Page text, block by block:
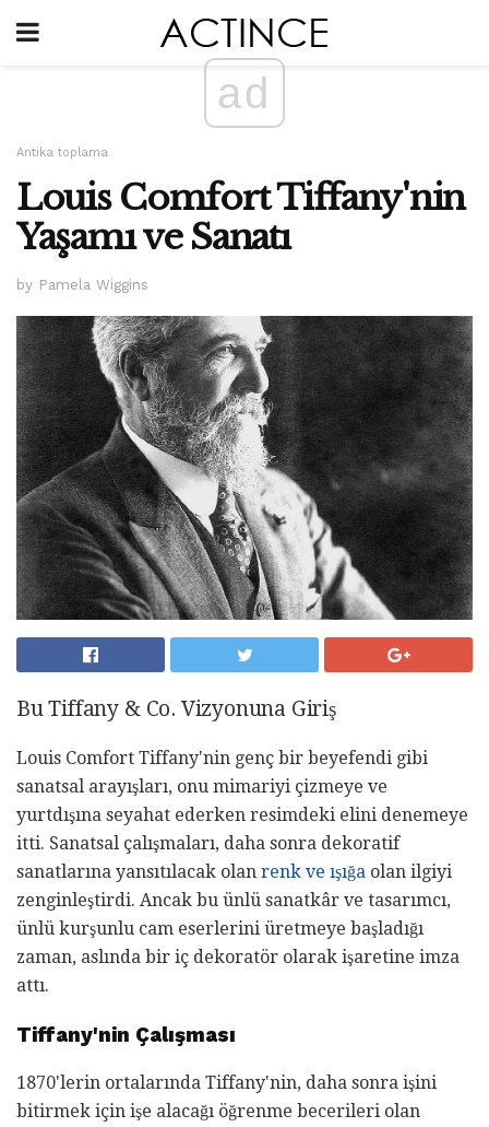
ad
Antika toplama
Louis Comfort Tiffany'nin
Yaşamı ve Sanatı
by Pamela Wiggins
Bu Tiffany & Co. Vizyonuna Giriş
Louis Comfort Tiffany'nin genç bir beyefendi gibi
sanatsal arayışları, onu mimariyi çizmeye ve
yurtdışına seyahat ederken resimdeki elini denemeye
itti. Sanatsal çalışmaları, daha sonra dekoratif
sanatlarına yansıtılacak olan renk ve ışığa olan ilgiyi
zenginleştirdi. Ancak bu ünlü sanatkâr ve tasarımcı,
ünlü kurşunlu cam eserlerini üretmeye başladığı
zaman, aslında bir iç dekoratör olarak işaretine imza
attı.
Tiffany'nin Çalışması
1870'lerin ortalarında Tiffany'nin, daha sonra işini
bitirmek için işe alacağı öğrenme becerileri olan